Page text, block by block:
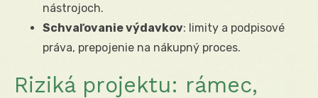
nástrojoch.
Schvaľovanie výdavkov: limity a podpisové
práva, prepojenie na nákupný proces.
Riziká projektu: rámec,